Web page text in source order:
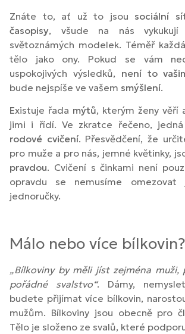
Znáte to, ať už to jsou sociální
časopisy, všude na nás vykukují
světoznámých modelek. Téměř
tělo jako ony. Pokud se vám
uspokojivých výsledků, není to
bude nejspíše ve vašem smýšlení.
Existuje řada mýtů, kterým ženy věří
jimi i řídí. Ve zkratce řečeno,
rodové cvičení. Přesvědčení, že
pro muže a pro nás, jemné květinky,
pravdou. Cvičení s činkami není
opravdu se nemusíme
jednoručky.
Málo nebo více bílkovin?
„Bílkoviny by měli jíst zejména muži,
pořádné svalstvo“. Dámy,
budete přijímat více bílkovin,
mužům. Bílkoviny jsou obecně pro
Tělo je složeno ze svalů, které